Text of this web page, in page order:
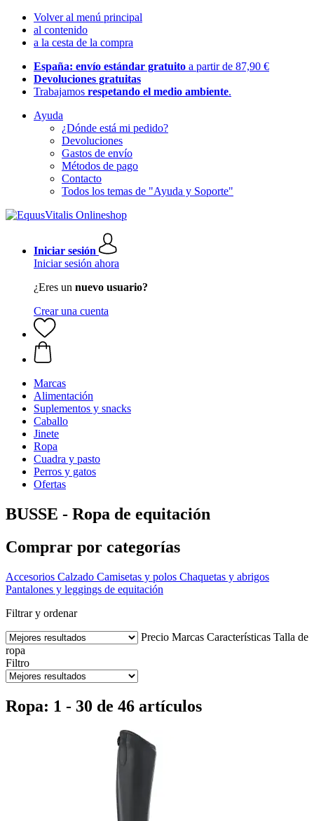
Volver al menú principal
al contenido
a la cesta de la compra
España: envío estándar gratuito a partir de 87,90 €
Devoluciones gratuitas
Trabajamos respetando el medio ambiente.
Ayuda
¿Dónde está mi pedido?
Devoluciones
Gastos de envío
Métodos de pago
Contacto
Todos los temas de "Ayuda y Soporte"
Iniciar sesión
Iniciar sesión ahora
¿Eres un nuevo usuario?
Crear una cuenta
Marcas
Alimentación
Suplementos y snacks
Caballo
Jinete
Ropa
Cuadra y pasto
Perros y gatos
Ofertas
BUSSE - Ropa de equitación
Comprar por categorías
Accesorios Calzado Camisetas y polos Chaquetas y abrigos
Pantalones y leggings de equitación
Filtrar y ordenar
Precio Marcas Características Talla de
ropa
Filtro
Ropa: 1 - 30 de 46 artículos